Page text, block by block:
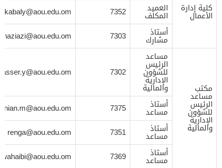
كلية إدارة
الأعمال
العميد
المكلف 7352
kabaly@aou.edu.om
أستاذ
مشارك 7303
مكتب
مساعد
الرئيس
للشؤون
الإدارية
والمالية
مساعد
الرئيس
للشؤون
الإدارية
والمالية
7302
أستاذ
مساعد 7375
أستاذ
مساعد 7351
renga@aou.edu.om
أستاذ
مساعد 7369